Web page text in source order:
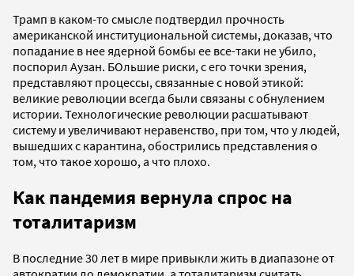
Трамп в каком-то смысле подтвердил прочность
американской институциональной системы, доказав, что
попадание в нее ядерной бомбы ее все-таки не убило,
поспорил Аузан. БОльшие риски, с его точки зрения,
представляют процессы, связанные с новой этикой:
великие революции всегда были связаны с обнулением
истории. Технологические революции расшатывают
систему и увеличивают неравенство, при том, что у людей,
вышедших с карантина, обострились представления о
том, что такое хорошо, а что плохо.
Как пандемия вернула спрос на
тоталитаризм
В последние 30 лет в мире привыкли жить в диапазоне от